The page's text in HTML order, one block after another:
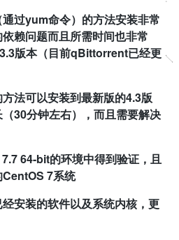
过yum命令）的方法安装非常
赖问题而且所需时间也非常
版本（目前qBittorrent已经更
法可以安装到最新版的4.3版
30分钟左右），而且需要解决
64-bit的环境中得到验证，且
7系统
安装的软件以及系统内核，更